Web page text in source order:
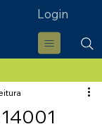
Login